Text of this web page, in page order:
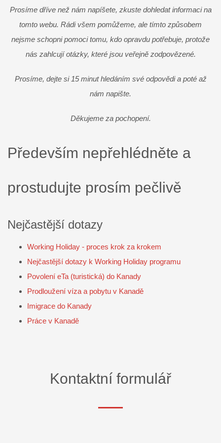
Prosíme dříve než nám napíšete, zkuste dohledat informaci na
tomto webu. Rádi všem pomůžeme, ale tímto způsobem
nejsme schopni pomoci tomu, kdo opravdu potřebuje, protože
nás zahlcují otázky, které jsou veřejně zodpovězené.
Prosíme, dejte si 15 minut hledáním své odpovědi a poté až
nám napište.
Děkujeme za pochopení.
Především nepřehlédněte a
prostudujte prosím pečlivě
Nejčastější dotazy
Working Holiday - proces krok za krokem
Nejčastější dotazy k Working Holiday programu
Povolení eTa (turistická) do Kanady
Prodloužení víza a pobytu v Kanadě
Imigrace do Kanady
Práce v Kanadě
Kontaktní formulář